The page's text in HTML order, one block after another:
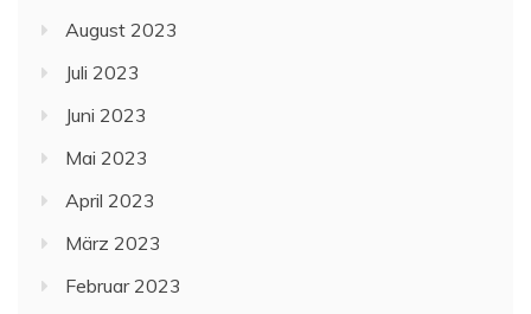
August 2023
Juli 2023
Juni 2023
Mai 2023
April 2023
März 2023
Februar 2023